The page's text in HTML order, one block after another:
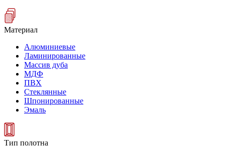
Материал
Алюминиевые
Ламинированные
Массив дуба
МДФ
ПВХ
Стеклянные
Шпонированные
Эмаль
Тип полотна